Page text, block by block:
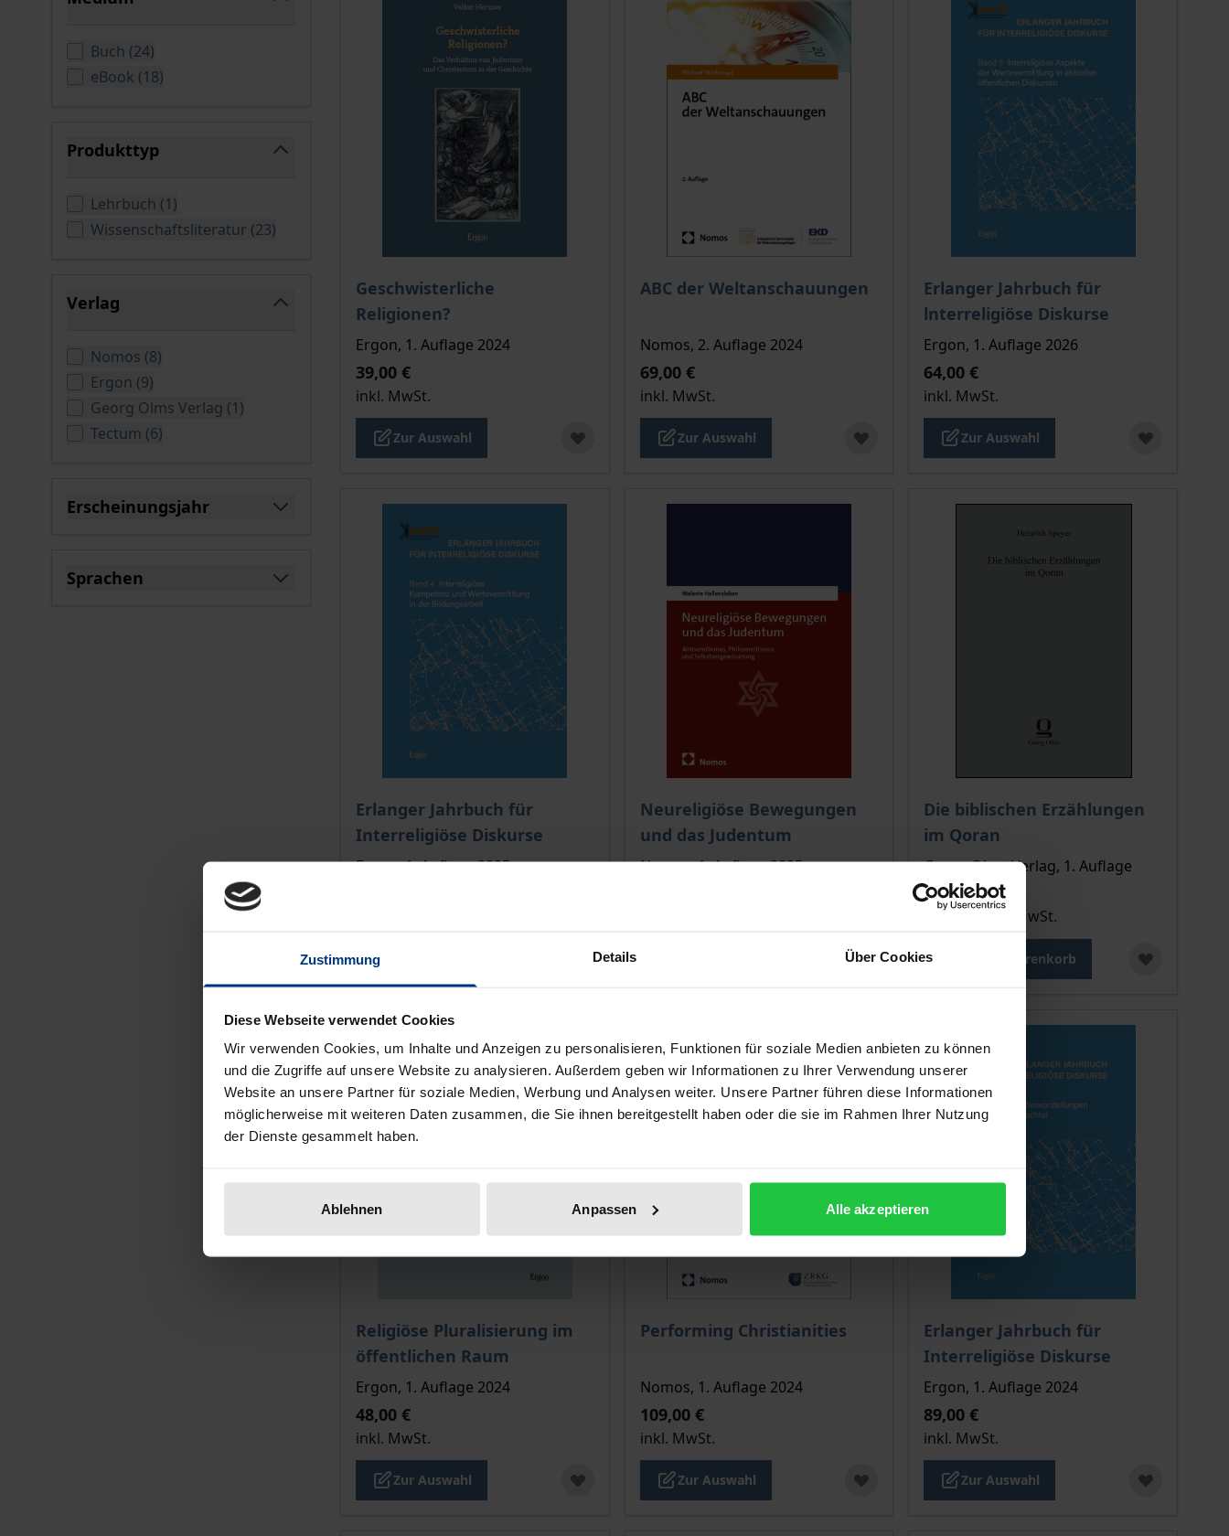
Zustimmung Details Über Cookies
Diese Webseite verwendet Cookies
Wir verwenden Cookies, um Inhalte und Anzeigen zu personalisieren, Funktionen für soziale Medien anbieten zu können
und die Zugriffe auf unsere Website zu analysieren. Außerdem geben wir Informationen zu Ihrer Verwendung unserer
Website an unsere Partner für soziale Medien, Werbung und Analysen weiter. Unsere Partner führen diese Informationen
möglicherweise mit weiteren Daten zusammen, die Sie ihnen bereitgestellt haben oder die sie im Rahmen Ihrer Nutzung
der Dienste gesammelt haben.
Ablehnen Anpassen Alle akzeptieren
Buch (24verfügbare Produkte
)
eBook (18verfügbare Produkte
)
Produkttyp
Lehrbuch (1verfügbare Produkte
)
Wissenschaftsliteratur (23verfügbare Produkte
)
Verlag
Nomos (8verfügbare Produkte
)
Ergon (9verfügbare Produkte
)
Georg Olms Verlag (1verfügbare Produkte
)
Tectum (6verfügbare Produkte
)
Erscheinungsjahr
Sprachen
Geschwisterliche
Religionen?
Der Preis dieses Titels richtet sich nach der gewählten Produktoption auf der Produktdetailseite
Ergon, 1. Auflage 2024
39,00 €
inkl. MwSt.
Zur Auswahl
ABC der Weltanschauungen
Der Preis dieses Titels richtet sich nach der gewählten Produktoption auf der
Nomos, 2. Auflage 2024
69,00 €
inkl. MwSt.
Zur Auswahl
Erlanger Jahrbuch für
lnterreligiöse Diskurse
Der Preis dieses Titels richtet sich nach
Ergon, 1. Auflage 2026
64,00 €
inkl. MwSt.
Zur Auswahl
Erlanger Jahrbuch für
Interreligiöse Diskurse
Der Preis dieses Titels richtet sich nach der gewählten Produktoption auf der Produktdetailseite
Ergon, 1. Auflage 2025
Neureligiöse Bewegungen
und das Judentum
Der Preis dieses Titels richtet sich nach der gewählten Produktoption auf der
Nomos, 1. Auflage 2025
Die biblischen Erzählungen
im Qoran
Georg Olms Verlag, 1. Auflage
2013
78,00 € inkl. MwSt.
In den Warenkorb
Religiöse Pluralisierung im
öffentlichen Raum
Der Preis dieses Titels richtet sich nach der gewählten Produktoption auf der Produktdetailseite
Ergon, 1. Auflage 2024
48,00 €
inkl. MwSt.
Zur Auswahl
Performing Christianities
Der Preis dieses Titels richtet sich nach der gewählten Produktoption auf der
Nomos, 1. Auflage 2024
109,00 €
inkl. MwSt.
Zur Auswahl
Erlanger Jahrbuch für
Interreligiöse Diskurse
Der Preis dieses Titels richtet sich nach
Ergon, 1. Auflage 2024
89,00 €
inkl. MwSt.
Zur Auswahl